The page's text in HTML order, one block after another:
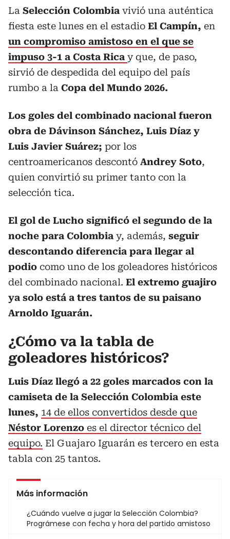
La Selección Colombia vivió una auténtica
fiesta este lunes en el estadio El Campín, en
un compromiso amistoso en el que se
impuso 3-1 a Costa Rica y que, de paso,
sirvió de despedida del equipo del país
rumbo a la Copa del Mundo 2026.
Los goles del combinado nacional fueron
obra de Dávinson Sánchez, Luis Díaz y
Luis Javier Suárez; por los
centroamericanos descontó Andrey Soto,
quien convirtió su primer tanto con la
selección tica.
El gol de Lucho significó el segundo de la
noche para Colombia y, además, seguir
descontando diferencia para llegar al
podio como uno de los goleadores históricos
del combinado nacional. El extremo guajiro
ya solo está a tres tantos de su paisano
Arnoldo Iguarán.
¿Cómo va la tabla de
goleadores históricos?
Luis Díaz llegó a 22 goles marcados con la
camiseta de la Selección Colombia este
lunes, 14 de ellos convertidos desde que
Néstor Lorenzo es el director técnico del
equipo. El Guajaro Iguarán es tercero en esta
tabla con 25 tantos.
Más información
¿Cuándo vuelve a jugar la Selección Colombia?
Prográmese con fecha y hora del partido amistoso